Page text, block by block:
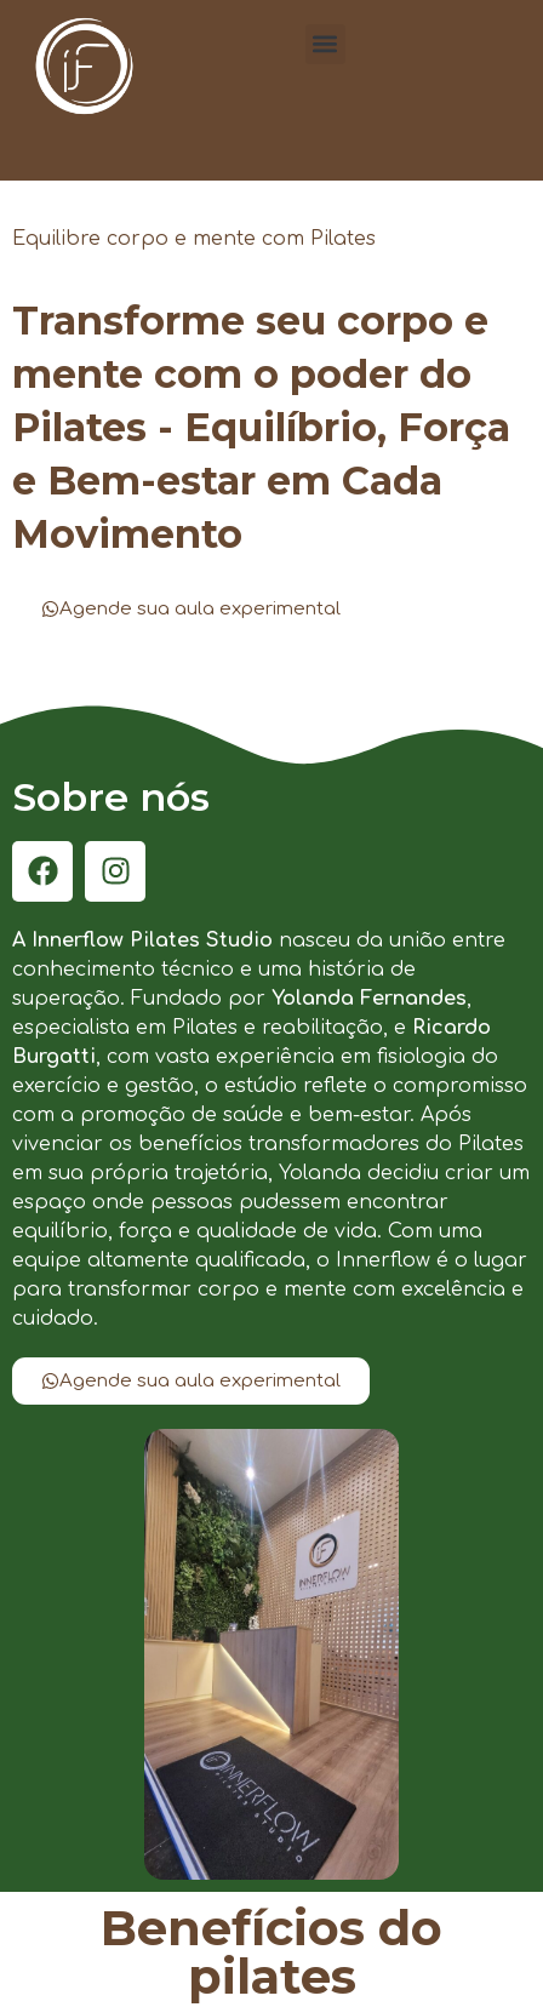
Equilibre corpo e mente com Pilates
Transforme seu corpo e
mente com o poder do
Pilates - Equilíbrio, Força
e Bem-estar em Cada
Movimento
Agende sua aula experimental
Sobre nós
A Innerflow Pilates Studio nasceu da união entre
conhecimento técnico e uma história de
superação. Fundado por Yolanda Fernandes,
especialista em Pilates e reabilitação, e Ricardo
Burgatti, com vasta experiência em fisiologia do
exercício e gestão, o estúdio reflete o compromisso
com a promoção de saúde e bem-estar. Após
vivenciar os benefícios transformadores do Pilates
em sua própria trajetória, Yolanda decidiu criar um
espaço onde pessoas pudessem encontrar
equilíbrio, força e qualidade de vida. Com uma
equipe altamente qualificada, o Innerflow é o lugar
para transformar corpo e mente com excelência e
cuidado.
Agende sua aula experimental
Benefícios do
pilates